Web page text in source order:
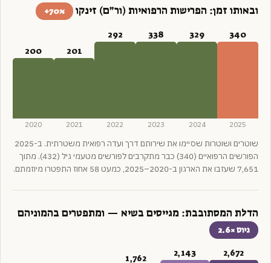
ובאותו זמן: הפרישות הרפואיות (ור״ם) זינקו 70%+
200
2020
201
2021
292
2022
338
2023
329
2024
340
2025
שוטרים ושוטרות שסיימו את שירותם דרך ועדה רפואית משטרתית. ב-2025
הפורשים הרפואיים (340) כבר מתקרבים לפורשים מטעמי גיל (432). מתוך
7,651 שעזבו את הארגון ב-2020–2025, כמעט 58 אחוז התפטרו מיוזמתם.
הדלת המסתובבת: מגייסים בשיא — ומתפטרים בהמוניהם
גיוס ×2.6
1,762 2,143 2,672